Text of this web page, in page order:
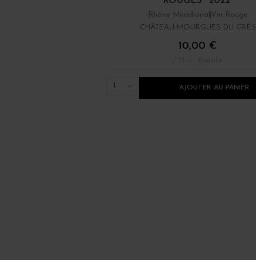
Rhône Méridional Vin Rouge
CHÂTEAU MOURGUES DU GRÈS
10,00 €
AJOUTER AU PANIER